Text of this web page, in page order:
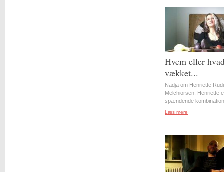
Hvem eller
vækket...
Nadja om Henriette Rudi
Melchiorsen: Henriette
spændende
Læs mere